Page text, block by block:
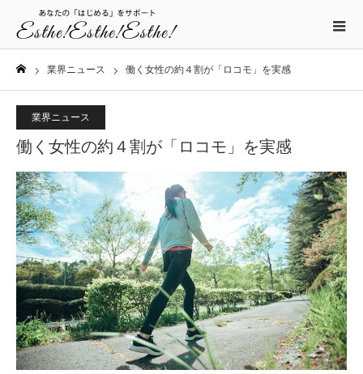
業界ニュース 働く女性の約４割が「ロコモ」を実感
業界ニュース
働く女性の約４割が「ロコモ」を実感